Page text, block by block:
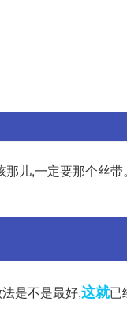
儿,一定要那个丝
是不是最好,这就已